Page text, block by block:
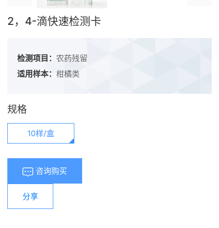
2，4-滴快速检测卡
检测项目： 农药残留
适用样本： 柑橘类
规格
10样/盒
咨询购买
分享